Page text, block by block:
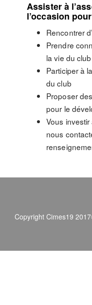
Assister à
l’occasion
Rencontrer
Prendre
la vie du club
Participer à
du club
Proposer
pour le
Vous
nous
Copyright Cimes19